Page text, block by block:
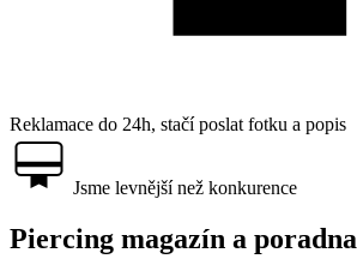
Reklamace do 24h, stačí poslat fotku a popis
Jsme levnější než konkurence
Piercing magazín a poradna